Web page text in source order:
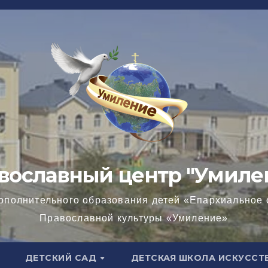
центр
образования детей
Православной культуры «Умиление»
ДЕТСКИЙ САД ДЕТСКАЯ ШКОЛА